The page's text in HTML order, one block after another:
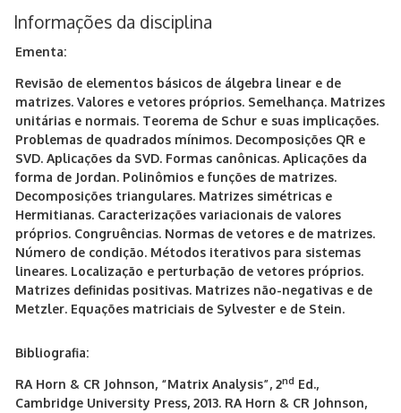
Informações da disciplina
Ementa:
Revisão de elementos básicos de álgebra linear e de
matrizes. Valores e vetores próprios. Semelhança. Matrizes
unitárias e normais. Teorema de Schur e suas implicações.
Problemas de quadrados mínimos. Decomposições QR e
SVD. Aplicações da SVD. Formas canônicas. Aplicações da
forma de Jordan. Polinômios e funções de matrizes.
Decomposições triangulares. Matrizes simétricas e
Hermitianas. Caracterizações variacionais de valores
próprios. Congruências. Normas de vetores e de matrizes.
Número de condição. Métodos iterativos para sistemas
lineares. Localização e perturbação de vetores próprios.
Matrizes definidas positivas. Matrizes não-negativas e de
Metzler. Equações matriciais de Sylvester e de Stein.
Bibliografia:
RA Horn & CR Johnson, “Matrix Analysis”, 2nd Ed.,
Cambridge University Press, 2013. RA Horn & CR Johnson,